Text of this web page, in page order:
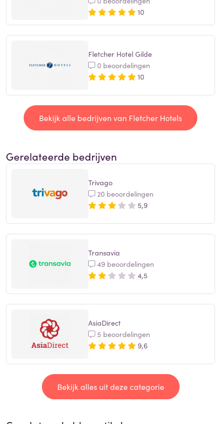
10
Fletcher Hotel Gilde
0 beoordelingen
10
Bekijk alle bedrijven van Fletcher Hotels
Gerelateerde bedrijven
Trivago
20 beoordelingen
5,9
Transavia
49 beoordelingen
4,5
AsiaDirect
5 beoordelingen
9,6
Bekijk alles uit deze categorie